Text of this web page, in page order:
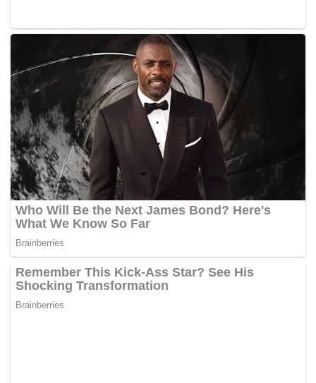
serangan, namun gagal menambah jaringan sehingga
tamat perlawanan.
Perlawanan persahabatan tersebut adalah aksi terakhir
skuad kebangsaan sebelum berangkat ke Yangon,
Myanmar pada Rabu ini bagi menghadapi Kejohanan
Piala AFF.
Malaysia diundi dalam Kumpulan B kejohanan dwitahunan
itu bersama Kemboja, Vietnam dan tuan rumah, Myanmar.
– BERNAMA